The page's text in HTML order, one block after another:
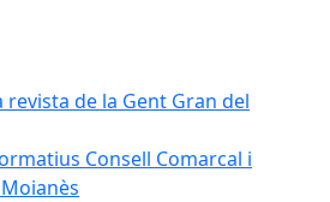
revista de la Gent Gran del
Consell Comarcal i